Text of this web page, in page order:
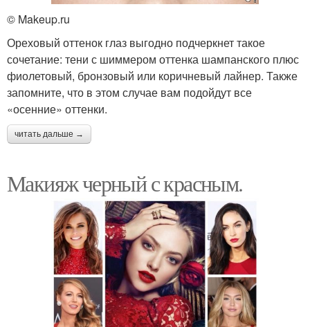
© Makeup.ru
Ореховый оттенок глаз выгодно подчеркнет такое
сочетание: тени с шиммером оттенка шампанского плюс
фиолетовый, бронзовый или коричневый лайнер. Также
запомните, что в этом случае вам подойдут все
«осенние» оттенки.
читать дальше →
Макияж черный с красным.